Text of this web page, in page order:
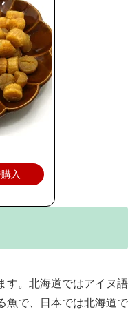
入
す。北海道ではアイヌ語
魚で、日本では北海道で